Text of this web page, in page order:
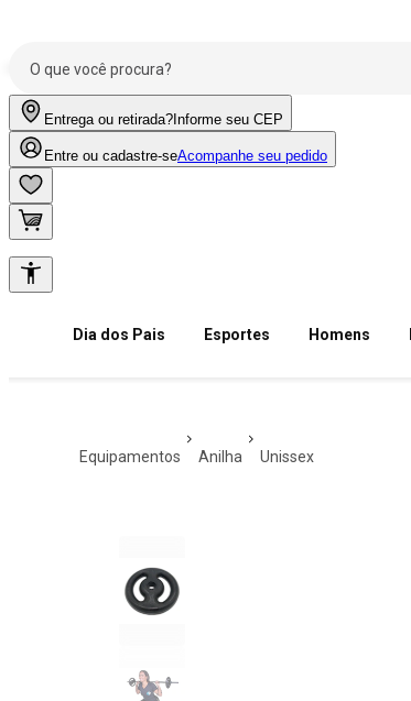
Entrega ou retirada? Informe seu CEP
Entre ou cadastre-seAcompanhe seu pedido
Dia dos Pais Esportes Homens
equipamentos anilha unissex